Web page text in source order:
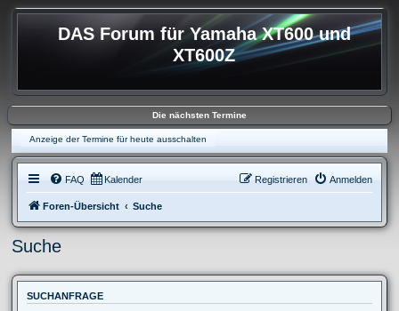
DAS Forum für Yamaha XT600 und
XT600Z
Die nächsten Termine
Anzeige der Termine für heute ausschalten
FAQ Kalender Anmelden
Registrieren
Foren-Übersicht Suche
Suche
SUCHANFRAGE